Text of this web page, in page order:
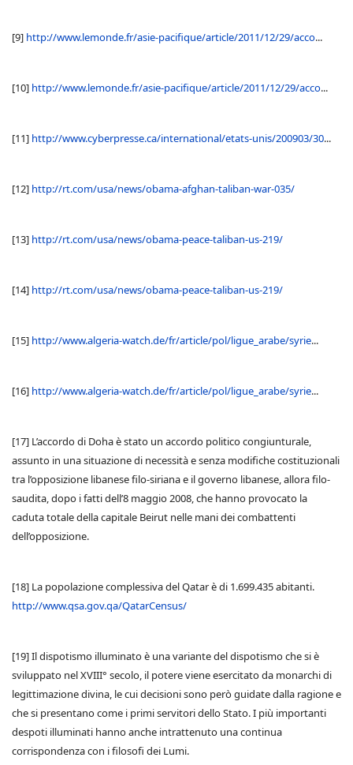
[9] http://www.lemonde.fr/asie-pacifique/article/2011/12/29/acco...
[10] http://www.lemonde.fr/asie-pacifique/article/2011/12/29/acco...
[11] http://www.cyberpresse.ca/international/etats-unis/200903/30...
[12] http://rt.com/usa/news/obama-afghan-taliban-war-035/
[13] http://rt.com/usa/news/obama-peace-taliban-us-219/
[14] http://rt.com/usa/news/obama-peace-taliban-us-219/
[15] http://www.algeria-watch.de/fr/article/pol/ligue_arabe/syrie...
[16] http://www.algeria-watch.de/fr/article/pol/ligue_arabe/syrie...
[17] L’accordo di Doha è stato un accordo politico congiunturale,
assunto in una situazione di necessità e senza modifiche costituzionali
tra l’opposizione libanese filo-siriana e il governo libanese, allora filo-
saudita, dopo i fatti dell’8 maggio 2008, che hanno provocato la
caduta totale della capitale Beirut nelle mani dei combattenti
dell’opposizione.
[18] La popolazione complessiva del Qatar è di 1.699.435 abitanti.
http://www.qsa.gov.qa/QatarCensus/
[19] Il dispotismo illuminato è una variante del dispotismo che si è
sviluppato nel XVIII° secolo, il potere viene esercitato da monarchi di
legittimazione divina, le cui decisioni sono però guidate dalla ragione e
che si presentano come i primi servitori dello Stato. I più importanti
despoti illuminati hanno anche intrattenuto una continua
corrispondenza con i filosofi dei Lumi.